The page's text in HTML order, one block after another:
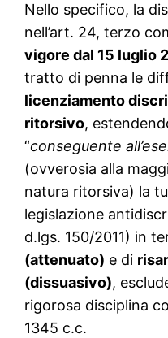
Nello specifico, la
nell’art. 24, terzo
vigore dal 15 luglio
tratto di penna le
licenziamento
ritorsivo,
“conseguente
(ovverosia alla
natura ritorsiva) la
legislazione
d.lgs. 150/2011) in
(attenuato) e di
(dissuasivo),
rigorosa disciplina
1345 c.c.